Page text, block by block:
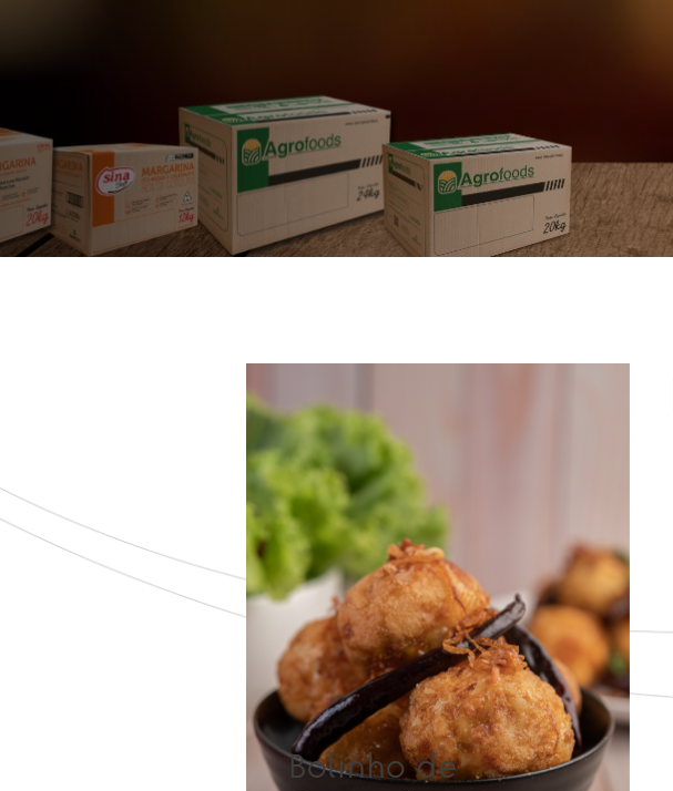
Início
Bolinho de